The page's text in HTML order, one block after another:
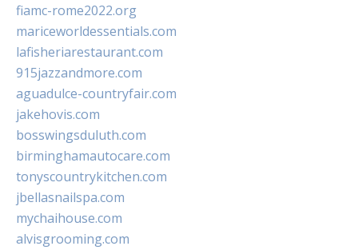
fiamc-rome2022.org
mariceworldessentials.com
lafisheriarestaurant.com
915jazzandmore.com
aguadulce-countryfair.com
jakehovis.com
bosswingsduluth.com
birminghamautocare.com
tonyscountrykitchen.com
jbellasnailspa.com
mychaihouse.com
alvisgrooming.com